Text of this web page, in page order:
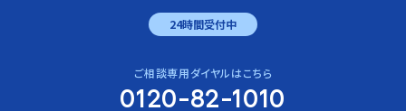
24時間受付中
ご相談専用ダイヤルはこちら
0120-82-1010